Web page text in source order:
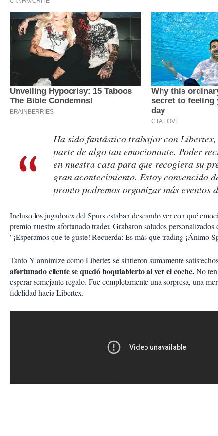
Ha sido fantástico trabajar con Libertex,
parte de algo tan emocionante. Poder
en nuestra casa para que recogiera su
gran acontecimiento. Estoy convencido
pronto podremos organizar más eventos
Incluso los jugadores del Spurs estaban deseando ver con qué
premio nuestro afortunado trader. Grabaron saludos personalizados
"¡Esperamos que te guste! Recuerda: Es más que trading ¡Ánimo
Tanto Yiannimize como Libertex se sintieron sumamente
afortunado cliente se quedó boquiabierto al ver el coche.No
esperar semejante regalo. Fue completamente una sorpresa, una
fidelidad hacia Libertex.